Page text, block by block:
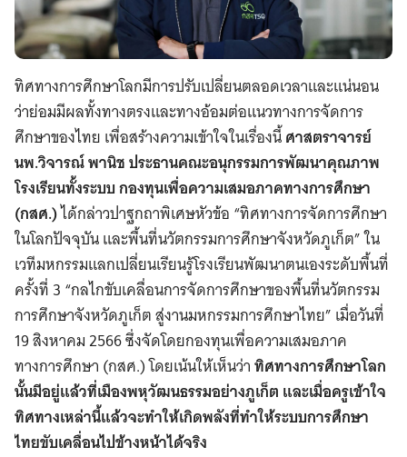
ทิศทางการศึกษาโลกมีการปรับเปลี่ยนตลอดเวลาและแน่นอน
ว่าย่อมมีผลทั้งทางตรงและทางอ้อมต่อแนวทางการจัดการ
ศึกษาของไทย เพื่อสร้างความเข้าใจในเรื่องนี้ศาสตราจารย์
นพ.วิจารณ์ พานิช ประธานคณะอนุกรรมการพัฒนาคุณภาพ
โรงเรียนทั้งระบบ กองทุนเพื่อความเสมอภาคทางการศึกษา
(กสศ.)ได้กล่าวปาฐกถาพิเศษหัวข้อ “ทิศทางการจัดการศึกษา
ในโลกปัจจุบัน และพื้นที่นวัตกรรมการศึกษาจังหวัดภูเก็ต” ใน
เวทีมหกรรมแลกเปลี่ยนเรียนรู้โรงเรียนพัฒนาตนเองระดับพื้นที่
ครั้งที่ 3 “กลไกขับเคลื่อนการจัดการศึกษาของพื้นที่นวัตกรรม
การศึกษาจังหวัดภูเก็ต สู่งานมหกรรมการศึกษาไทย” เมื่อวันที่
19 สิงหาคม 2566 ซึ่งจัดโดยกองทุนเพื่อความเสมอภาค
ทางการศึกษา (กสศ.) โดยเน้นให้เห็นว่าทิศทางการศึกษาโลก
นั้นมีอยู่แล้วที่เมืองพหุวัฒนธรรมอย่างภูเก็ต และเมื่อครูเข้าใจ
ทิศทางเหล่านี้แล้วจะทำให้เกิดพลังที่ทำให้ระบบการศึกษา
ไทยขับเคลื่อนไปข้างหน้าได้จริง